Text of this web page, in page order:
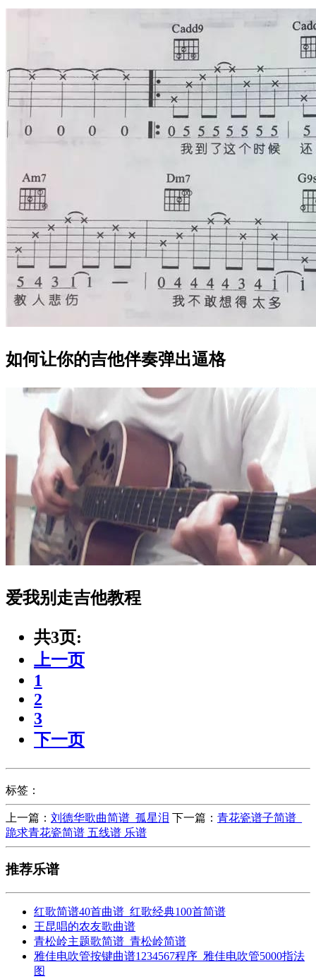
如何让你的吉他伴奏弹出逼格
爱我别走吉他教程
共3页:
上一页
1
2
3
下一页
标签：
上一篇： 刘德华歌曲简谱_孤星泪 下一篇： 青花瓷谱子简谱_
跪求青花瓷简谱 五线谱 乐谱
推荐乐谱
红歌简谱40首曲谱_红歌经典100首简谱
王昆唱的农友歌曲谱
青松岭主题歌简谱_青松岭简谱
雅佳电吹管按键曲谱1234567程序_雅佳电吹管5000指法
图